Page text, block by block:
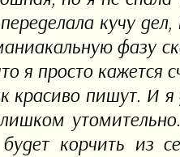
кучу
фазу
я просто кажется
красиво пишут. И
корчить из